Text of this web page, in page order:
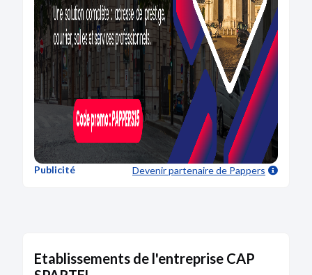
Publicité Devenir partenairede Pappers
Etablissements de l'entreprise CAP